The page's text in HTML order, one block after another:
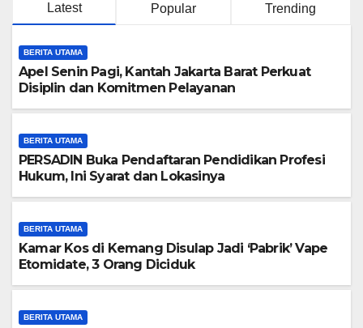
Latest Popular Trending
BERITA UTAMA
Apel Senin Pagi, Kantah Jakarta Barat Perkuat
Disiplin dan Komitmen Pelayanan
BERITA UTAMA
PERSADIN Buka Pendaftaran Pendidikan Profesi
Hukum, Ini Syarat dan Lokasinya
BERITA UTAMA
Kamar Kos di Kemang Disulap Jadi ‘Pabrik’ Vape
Etomidate, 3 Orang Diciduk
BERITA UTAMA